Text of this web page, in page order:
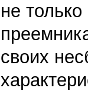
не
своих